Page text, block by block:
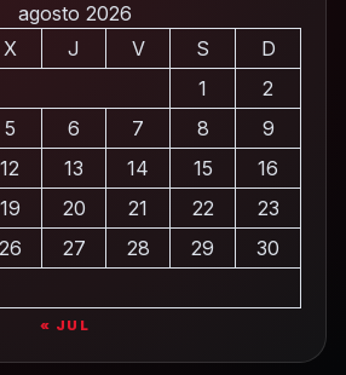
agosto 2026
X J V S
D
1
2
5 6 7 8
9
12 13 14 15
16
19 20 21 22
23
26 27 28 29
30
« JUL